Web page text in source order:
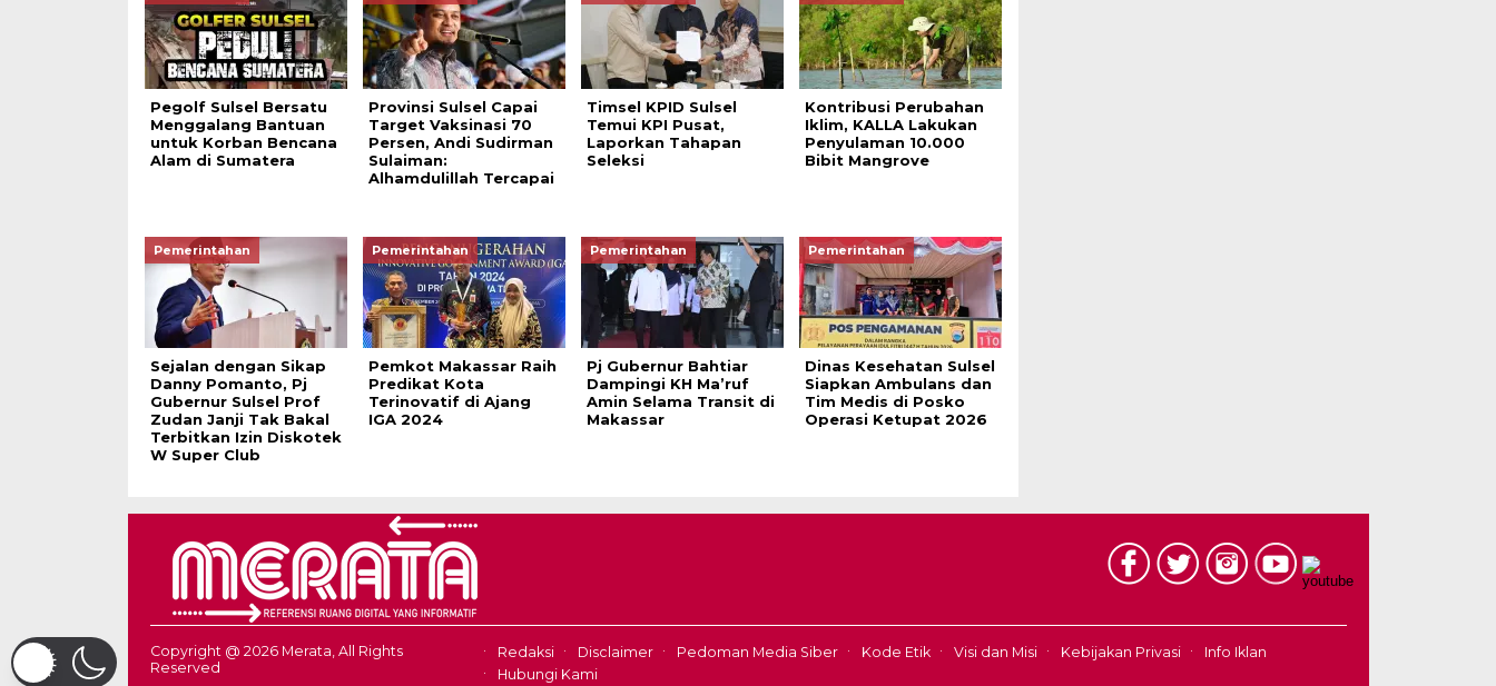
Pegolf Sulsel Bersatu
Menggalang Bantuan
untuk Korban Bencana
Alam di Sumatera
Provinsi Sulsel Capai
Target Vaksinasi 70
Persen, Andi Sudirman
Sulaiman:
Alhamdulillah Tercapai
Timsel KPID Sulsel
Temui KPI Pusat,
Laporkan Tahapan
Seleksi
Kontribusi Perubahan
Iklim, KALLA Lakukan
Penyulaman 10.000
Bibit Mangrove
Pemerintahan
Sejalan dengan Sikap
Danny Pomanto, Pj
Gubernur Sulsel Prof
Zudan Janji Tak Bakal
Terbitkan Izin Diskotek
W Super Club
Pemerintahan
Pemkot Makassar Raih
Predikat Kota
Terinovatif di Ajang
IGA 2024
Pemerintahan
Pj Gubernur Bahtiar
Dampingi KH Ma’ruf
Amin Selama Transit di
Makassar
Pemerintahan
Dinas Kesehatan Sulsel
Siapkan Ambulans dan
Tim Medis di Posko
Operasi Ketupat 2026
Copyright @ 2026 Merata, All Rights
Reserved
Redaksi Disclaimer Pedoman Media Siber Kode Etik Visi dan Misi Kebijakan Privasi
Info Iklan
Hubungi Kami